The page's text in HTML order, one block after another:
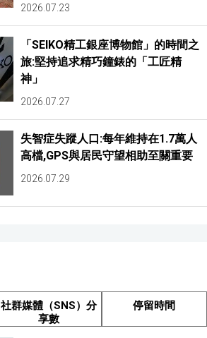
2026.07.23
「SEIKO精工銀座博物館」的時間之
旅:堅持追求精巧鐘錶的「工匠精
神」
2026.07.27
失智症失蹤人口:每年維持在1.7萬人
高檔,GPS與居民守望相助至關重要
2026.07.29
社群媒體（SNS）分
享數
停留時間